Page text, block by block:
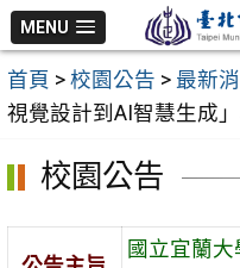
跳
至
主
要
MENU
首頁 > 校園公告 > 最新
視覺設計到AI智慧生成
校園公告
國立宜蘭大